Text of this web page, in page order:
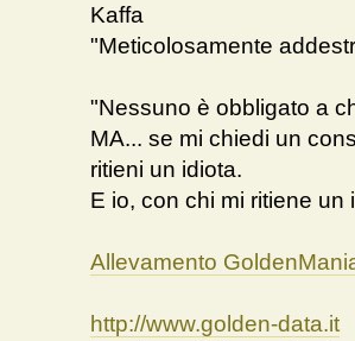
Kaffa
"Meticolosamente
"Nessuno è obbligato a
MA... se mi chiedi un
ritieni un idiota.
E io, con chi mi ritiene
Allevamento
http://www.golden-data.it